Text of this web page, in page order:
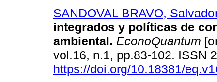
SANDOVAL BRAVO,
integrados y políticas de
ambiental. EconoQuantum
vol.16, n.1, pp.83-102. ISSN
https://doi.org/10.18381/